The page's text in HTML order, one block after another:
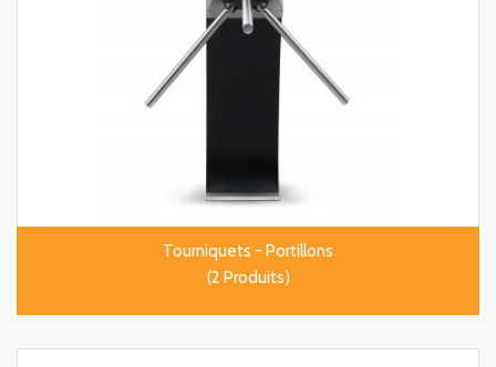
Tourniquets - Portillons
(2 Produits)